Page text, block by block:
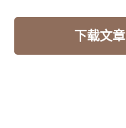
下载文章